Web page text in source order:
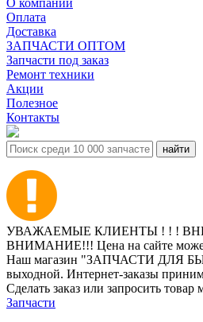
О компании
Оплата
Доставка
ЗАПЧАСТИ ОПТОМ
Запчасти под заказ
Ремонт техники
Акции
Полезное
Контакты
УВАЖАЕМЫЕ КЛИЕНТЫ ! ! !
ВНИМАНИЕ!!! Цена на сайте может
Наш магазин "ЗАПЧАСТИ ДЛЯ
выходной. Интернет-заказы
Сделать заказ или запросить
Запчасти